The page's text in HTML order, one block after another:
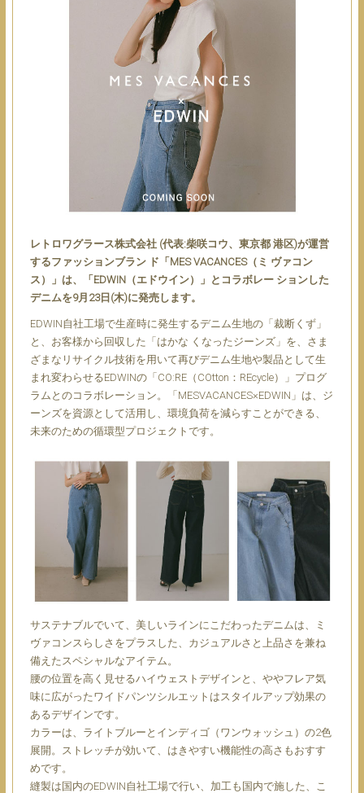
レトロワグラース株式会社 (代表:柴咲コウ、東京都 港区)が運営
するファッションブラン ド「MES VACANCES（ミ ヴァコン
ス）」は、「EDWIN（エドウイン）」とコラボレー ションした
デニムを9月23日(木)に発売します。
EDWIN自社工場で生産時に発生するデニム生地の「裁断くず」
と、お客様から回収した「はかな くなったジーンズ」を、さま
ざまなリサイクル技術を用いて再びデニム生地や製品として生
まれ変わらせるEDWINの「CO:RE（COtton：REcycle）」プログ
ラムとのコラボレーション。「MESVACANCES×EDWIN」は、ジ
ーンズを資源として活用し、環境負荷を減らすことができる、
未来のための循環型プロジェクトです。
サステナブルでいて、美しいラインにこだわったデニムは、ミ
ヴァコンスらしさをプラスした、カジュアルさと上品さを兼ね
備えたスペシャルなアイテム。
腰の位置を高く見せるハイウェストデザインと、ややフレア気
味に広がったワイドパンツシルエットはスタイルアップ効果の
あるデザインです。
カラーは、ライトブルーとインディゴ（ワンウォッシュ）の2色
展開。ストレッチが効いて、はきやすい機能性の高さもおすす
めです。
縫製は国内のEDWIN自社工場で行い、加工も国内で施した、こ